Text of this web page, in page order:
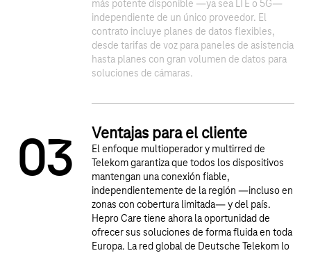
03
más potente disponible —ya sea LTE o 5G—
independiente de un único proveedor. El
contrato incluye planes de datos flexibles,
desde tarifas de voz para paneles de asistencia
hasta planes con gran volumen de datos para
soluciones de cámaras.
Ventajas para el cliente
El enfoque multioperador y multirred de
Telekom garantiza que todos los dispositivos
mantengan una conexión fiable,
independientemente de la región —incluso en
zonas con cobertura limitada— y del país.
Hepro Care tiene ahora la oportunidad de
ofrecer sus soluciones de forma fluida en toda
Europa. La red global de Deutsche Telekom lo